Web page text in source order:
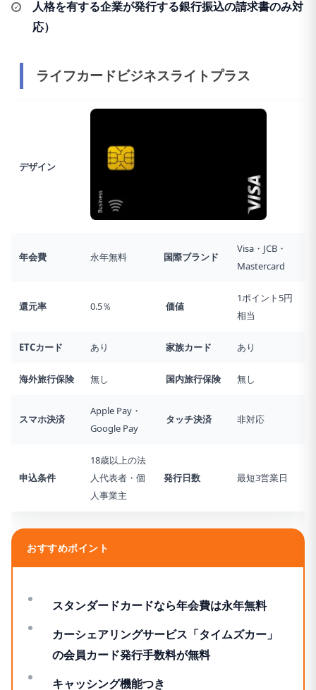
人格を有する企業が発行する銀行振込の請求書のみ対
応）
ライフカードビジネスライトプラス
デザイン
年会費 永年無料 国際ブランド
Visa・JCB・
Mastercard
還元率 0.5％ 価値
1ポイント5円
相当
ETCカード あり 家族カード あり
海外旅行保険 無し 国内旅行保険 無し
スマホ決済
Apple Pay・
Google Pay
タッチ決済 非対応
申込条件
18歳以上の法
人代表者・個
人事業主
発行日数 最短3営業日
おすすめポイント
スタンダードカードなら年会費は永年無料
カーシェアリングサービス「タイムズカー」
の会員カード発行手数料が無料
キャッシング機能つき